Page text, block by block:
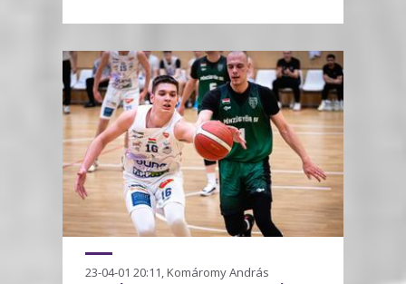
23-04-01 20:11, Komáromy András